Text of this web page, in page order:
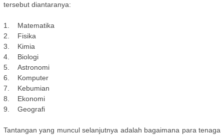
tersebut diantaranya:
1. Matematika
2. Fisika
3. Kimia
4. Biologi
5. Astronomi
6. Komputer
7. Kebumian
8. Ekonomi
9. Geografi
Tantangan yang muncul selanjutnya adalah bagaimana para tenaga